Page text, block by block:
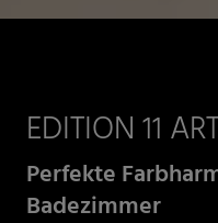
EDITION 11
Perfekte
Badezimmer